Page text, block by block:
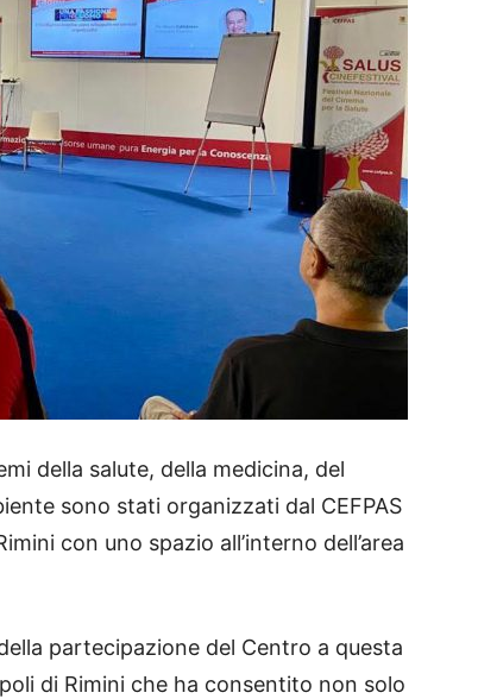
della salute, della medicina, del
sono stati organizzati dal CEFPAS
con uno spazio all’interno dell’area
partecipazione del Centro a questa
di Rimini che ha consentito non solo